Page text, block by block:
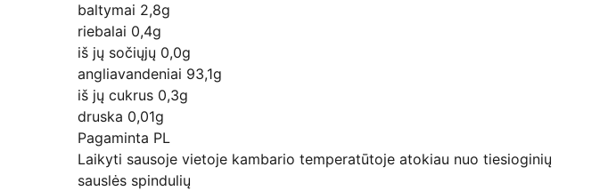
baltymai 2,8g
riebalai 0,4g
iš jų sočiųjų 0,0g
angliavandeniai 93,1g
iš jų cukrus 0,3g
druska 0,01g
Pagaminta PL
Laikyti sausoje vietoje kambario temperatūtoje atokiau nuo tiesioginių
sauslės spindulių